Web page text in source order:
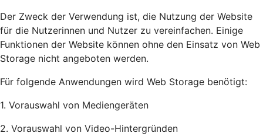
Der Zweck der Verwendung ist, die Nutzung der Website
für die Nutzerinnen und Nutzer zu vereinfachen. Einige
Funktionen der Website können ohne den Einsatz von Web
Storage nicht angeboten werden.
Für folgende Anwendungen wird Web Storage benötigt:
1. Vorauswahl von Mediengeräten
2. Vorauswahl von Video-Hintergründen